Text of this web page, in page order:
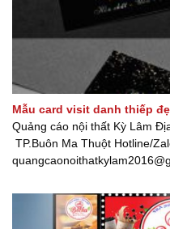
Mẫu card visit danh thiếp
Quảng cáo nội thất Kỳ Lâm
TP.Buôn Ma Thuột Hotline/
nội thất Kỳ Lâm [...]